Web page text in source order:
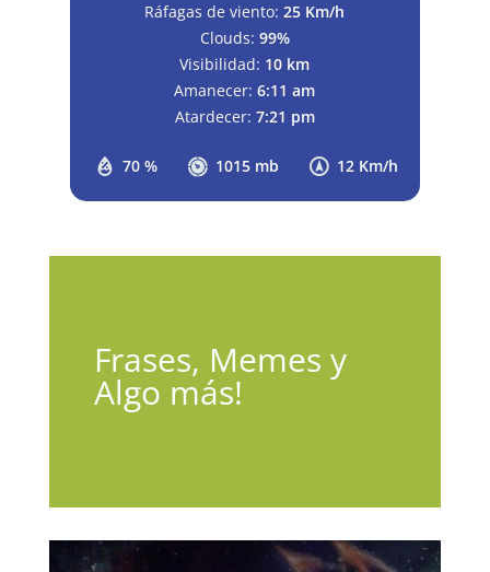
70 % 1015 mb 12 Km/h
Ráfagas de viento: 25 Km/h
Clouds: 99%
Visibilidad: 10 km
Amanecer: 6:11 am
Atardecer: 7:21 pm
Frases, Memes y
Algo más!